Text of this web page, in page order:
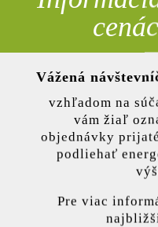
Opis
sa postará o zábavu už pri
chodníkov a
platní sú rovnaké ako pri
Ak uprednostňujete
Vážená
vzhľadom na
vám žiaľ
objednávky prijaté
podliehať
Pre viac